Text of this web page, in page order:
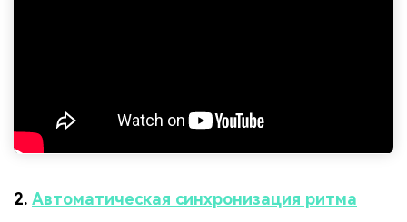
2. Автоматическая синхронизация ритма